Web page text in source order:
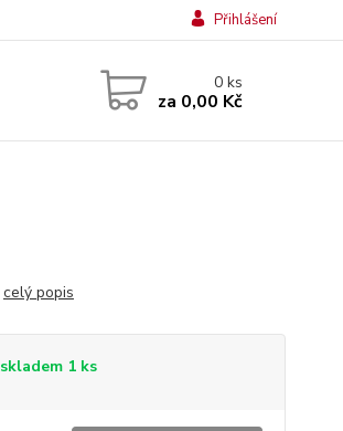
Přihlášení
0ks
za 0,00 Kč
celý popis
skladem 1 ks